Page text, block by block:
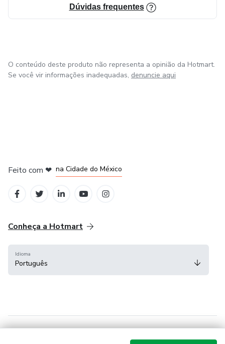
Dúvidas frequentes
O conteúdo deste produto não representa a opinião da Hotmart.
Se você vir informações inadequadas, denuncie aqui
Feito com ❤ na Cidade do México
Conheça a Hotmart
Idioma
Português